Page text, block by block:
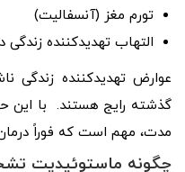
تورم مغز (آنسفالیت)
التهاب تهدیدکننده
عوارض تهدیدکننده زندگی
گذشته رایج هستند. با این
مدت، مهم است که فوراً
چگونه ماستوئیدیت